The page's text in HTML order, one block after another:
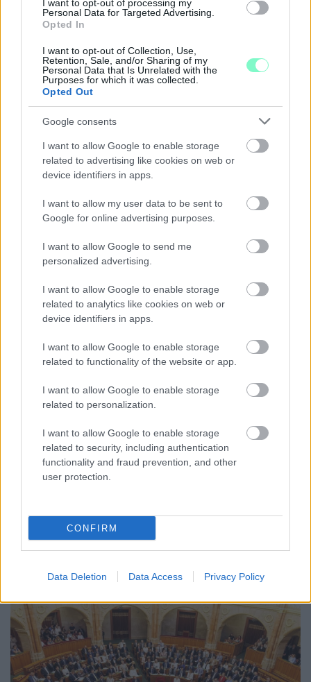
I want to opt-out of processing my
Personal Data for Targeted Advertising.
Opted In
I want to opt-out of Collection, Use,
Retention, Sale, and/or Sharing of my
Personal Data that Is Unrelated with the
Purposes for which it was collected.
Opted Out
Google consents
I want to allow Google to enable storage
related to advertising like cookies on web or
device identifiers in apps.
I want to allow my user data to be sent to
Google for online advertising purposes.
I want to allow Google to send me
personalized advertising.
I want to allow Google to enable storage
related to analytics like cookies on web or
device identifiers in apps.
I want to allow Google to enable storage
related to functionality of the website or app.
I want to allow Google to enable storage
related to personalization.
I want to allow Google to enable storage
related to security, including authentication
functionality and fraud prevention, and other
user protection.
CONFIRM
Data Deletion Data Access Privacy Policy
A RÓMAIAKTÓL AZ AGYAGKATONÁKIG –
TÁRLATVEZETÉSEK, WORKSHOP ÉS
KÖZÖNSÉGTALÁLKOZÓ VÁRJA A LÁTOGATÓKAT A
Ingyenes programokkal és különleges kiállításokkal készülnek a
hét második felére, a hőségriadó idején ráadásul a Várkazamata
CZUNYINÉ HARCA A GMAIL ÉS AZ ÖNKÉNY ELLEN
- LETILTOTTA A GOOGLE A VÉDVONAL LEVELEZŐ
Nem vicc! A Fidesz maradéka tényleg egy ingyenes e-mail
szolgáltatást használt, hogy megvédje a Fidesz maradékát.